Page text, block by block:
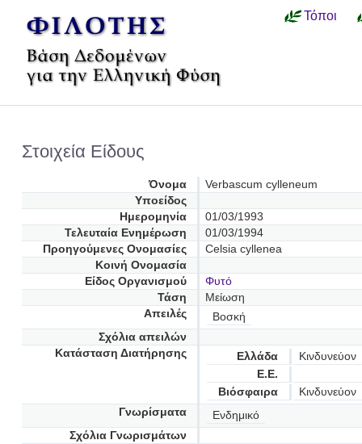
Τόποι
Στοιχεία Είδους
Όνομα
Verbascum cylleneum
Υποείδος
Ημερομηνία
01/03/1993
Τελευταία Ενημέρωση
01/03/1994
Προηγούμενες Oνομασίες
Celsia cyllenea
Κοινή Ονομασία
Είδος Οργανισμού
Φυτό
Τάση
Μείωση
Απειλές
Βοσκή
Σχόλια απειλών
Κατάσταση Διατήρησης
Ελλάδα
Κινδυνεύον
Ε.Ε.
Βιόσφαιρα
Κινδυνεύον
Γνωρίσματα
Ενδημικό
Σχόλια Γνωρισμάτων